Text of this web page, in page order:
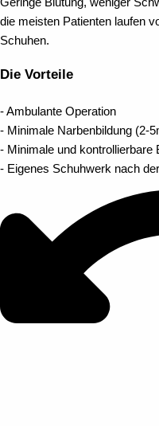
die meisten Patienten laufen
Schuhen.
Die Vorteile
- Ambulante Operation
- Minimale Narbenbildung (2-
- Minimale und kontrollierbare
- Eigenes Schuhwerk nach